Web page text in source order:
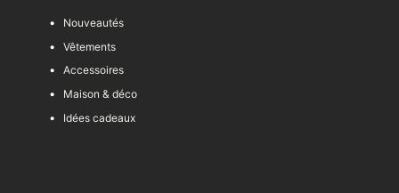
Nouveautés
Vêtements
Accessoires
Maison & déco
Idées cadeaux